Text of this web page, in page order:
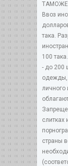
Ввоз
така.
100
- до 200
одежды,
личного
слитках
страны